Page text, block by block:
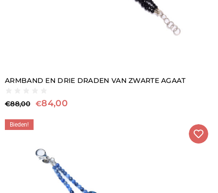
ARMBAND EN DRIE DRADEN VAN ZWARTE AGAAT
€88,00 €84,00
Bieden!